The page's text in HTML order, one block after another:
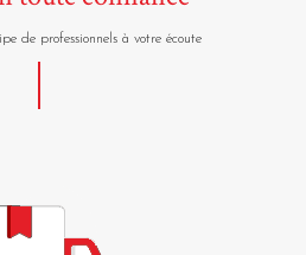
de professionnels à votre écoute